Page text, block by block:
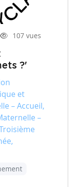
107 vues
?'
et
– Accueil,
–